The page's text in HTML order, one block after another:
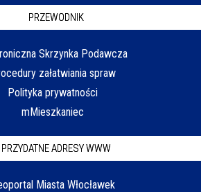
PRZEWODNIK
Skrzynka Podawcza
załatwiania spraw
Polityka prywatności
mMieszkaniec
PRZYDATNE ADRESY WWW
Miasta Włocławek